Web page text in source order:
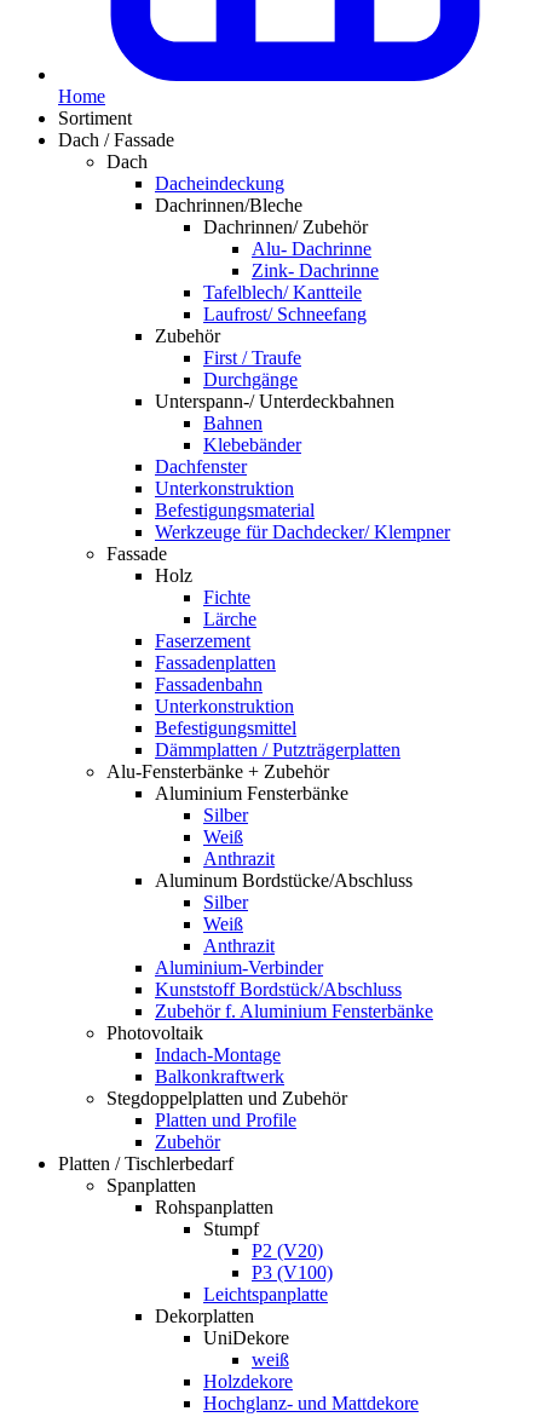
Home
Sortiment
Dach / Fassade
Dach
Dacheindeckung
Dachrinnen/Bleche
Dachrinnen/ Zubehör
Alu- Dachrinne
Zink- Dachrinne
Tafelblech/ Kantteile
Laufrost/ Schneefang
Zubehör
First / Traufe
Durchgänge
Unterspann-/ Unterdeckbahnen
Bahnen
Klebebänder
Dachfenster
Unterkonstruktion
Befestigungsmaterial
Werkzeuge für Dachdecker/ Klempner
Fassade
Holz
Fichte
Lärche
Faserzement
Fassadenplatten
Fassadenbahn
Unterkonstruktion
Befestigungsmittel
Dämmplatten / Putzträgerplatten
Alu-Fensterbänke + Zubehör
Aluminium Fensterbänke
Silber
Weiß
Anthrazit
Aluminum Bordstücke/Abschluss
Silber
Weiß
Anthrazit
Aluminium-Verbinder
Kunststoff Bordstück/Abschluss
Zubehör f. Aluminium Fensterbänke
Photovoltaik
Indach-Montage
Balkonkraftwerk
Stegdoppelplatten und Zubehör
Platten und Profile
Zubehör
Platten / Tischlerbedarf
Spanplatten
Rohspanplatten
Stumpf
P2 (V20)
P3 (V100)
Leichtspanplatte
Dekorplatten
UniDekore
weiß
Holzdekore
Hochglanz- und Mattdekore